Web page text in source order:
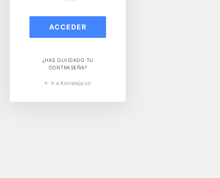
¿HAS OLVIDADO TU
CONTRASEÑA?
← Ir a Korraleja.co